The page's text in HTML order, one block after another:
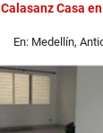
Calasanz Casa
En: Medellín,